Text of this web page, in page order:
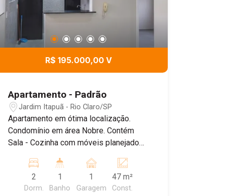
R$ 195.000,00 V
Apartamento - Padrão
Jardim Itapuã - Rio Claro/SP
Apartamento em ótima localização.
Condomínio em área Nobre. Contém
Sala - Cozinha com móveis planejados,
planejados) - Banheiro social - área de
serviço - garagem para 1 veículo.
Agende uma visita.
2
Dorm.
1
Banho
1
Garagem
47 m²
Const.